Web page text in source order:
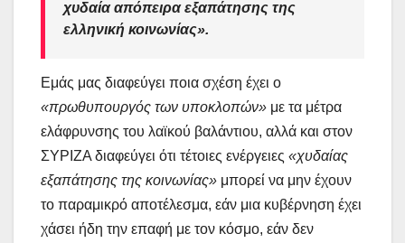
χυδαία απόπειρα εξαπάτησης της
ελληνική κοινωνίας».
Εμάς μας διαφεύγει ποια σχέση έχει ο
«πρωθυπουργός των υποκλοπών» με τα μέτρα
ελάφρυνσης του λαϊκού βαλάντιου, αλλά και στον
ΣΥΡΙΖΑ διαφεύγει ότι τέτοιες ενέργειες «χυδαίας
εξαπάτησης της κοινωνίας» μπορεί να μην έχουν
το παραμικρό αποτέλεσμα, εάν μια κυβέρνηση έχει
χάσει ήδη την επαφή με τον κόσμο, εάν δεν